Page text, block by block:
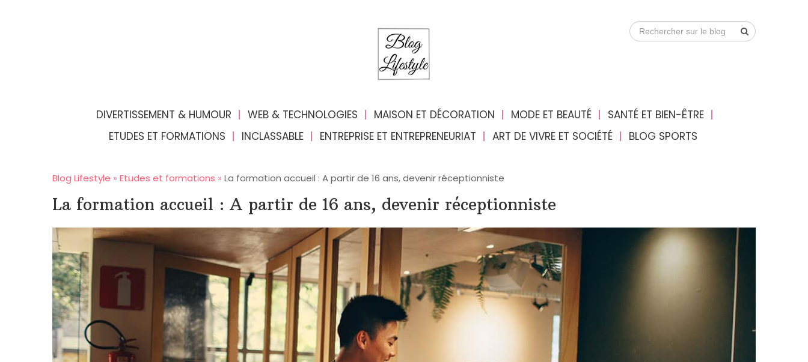
DIVERTISSEMENT & HUMOUR WEB & TECHNOLOGIES MAISON ET DÉCORATION MODE ET BEAUTÉ
SANTÉ ET BIEN-ÊTRE
ETUDES ET FORMATIONS
INCLASSABLE ENTREPRISE ET ENTREPRENEURIAT ART DE VIVRE ET SOCIÉTÉ BLOG SPORTS
Blog Lifestyle » Etudes et formations » La formation accueil : A partir de 16 ans, devenir réceptionniste
La formation accueil : A partir de 16 ans, devenir réceptionniste